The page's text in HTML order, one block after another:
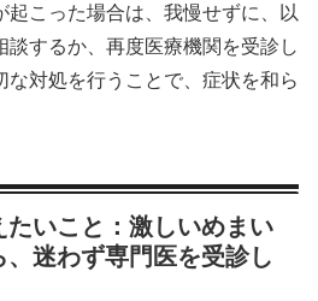
起こった場合は、我慢せずに、以
談するか、再度医療機関を受診し
な対処を行うことで、症状を和ら
いこと：激しいめまい
迷わず専門医を受診し